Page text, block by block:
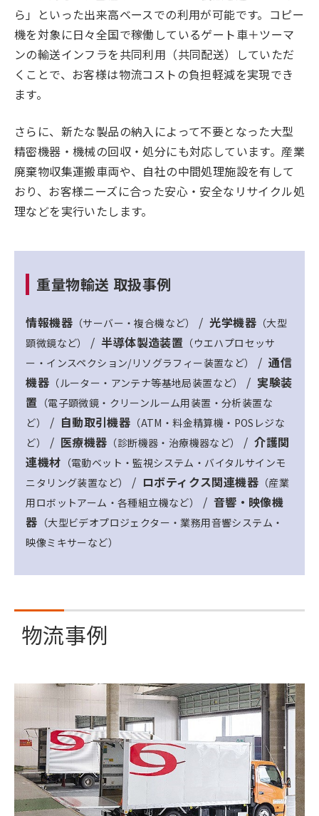
ら」といった出来高ベースでの利用が可能です。コピー
機を対象に日々全国で稼働しているゲート車＋ツーマ
ンの輸送インフラを共同利用（共同配送）していただ
くことで、お客様は物流コストの負担軽減を実現でき
ます。
さらに、新たな製品の納入によって不要となった大型
精密機器・機械の回収・処分にも対応しています。産業
廃棄物収集運搬車両や、自社の中間処理施設を有して
おり、お客様ニーズに合った安心・安全なリサイクル処
理などを実行いたします。
重量物輸送 取扱事例
情報機器（サーバー・複合機など） /光学機器（大型
顕微鏡など）
/半導体製造装置 （ウエハプロセッサ
ー・インスペクション/リソグラフィー装置など）
/通信
機器 （ルーター・アンテナ等基地局装置など） / 実験装
置 （電子顕微鏡・クリーンルーム用装置・分析装置な
ど）
/ 自動取引機器 （ATM・料金精算機・POSレジな
ど）
/ 医療機器 （診断機器・治療機器など） /介護関
連機材 （電動ベット・監視システム・バイタルサインモ
ニタリング装置など）
/ ロボティクス関連機器（産業
用ロボットアーム・各種組立機など）
/ 音響・映像機
器 （大型ビデオプロジェクター・業務用音響システム・
映像ミキサーなど）
物流事例